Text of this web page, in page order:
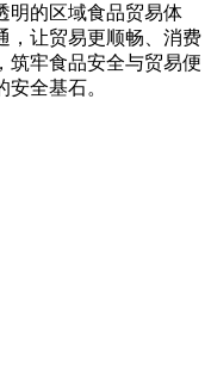
明的区域食品贸易体
，让贸易更顺畅、消费
筑牢食品安全与贸易便
全基石。